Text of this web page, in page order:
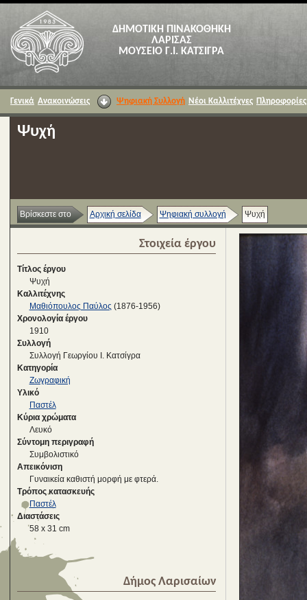
ΔΗΜΟΤΙΚΗ ΠΙΝΑΚΟΘΗΚΗ
ΛΑΡΙΣΑΣ
ΜΟΥΣΕΙΟ Γ.Ι. ΚΑΤΣΙΓΡΑ
Γενικά Ανακοινώσεις Ψηφιακή Συλλογή Νέοι Καλλιτέχνες Πληροφορίες
Ψυχή
Βρίσκεστε στο Αρχική σελίδα Ψηφιακή συλλογή Ψυχή
Στοιχεία έργου
Τίτλος έργου
Ψυχή
Καλλιτέχνης
Μαθιόπουλος Παύλος (1876-1956)
Χρονολογία έργου
1910
Συλλογή
Συλλογή Γεωργίου Ι. Κατσίγρα
Κατηγορία
Ζωγραφική
Υλικό
Παστέλ
Κύρια χρώματα
Λευκό
Σύντομη περιγραφή
Συμβολιστικό
Απεικόνιση
Γυναικεία καθιστή μορφή με φτερά.
Τρόπος κατασκευής
Παστέλ
Διαστάσεις
58 x 31 cm
Δήμος Λαρισαίων